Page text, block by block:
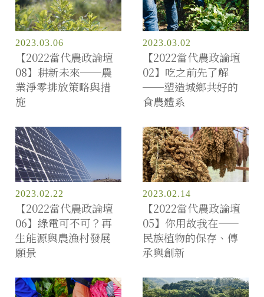
2023.03.06
【2022當代農政論壇
08】耕新未來──農
業淨零排放策略與措
施
2023.03.02
【2022當代農政論壇
02】吃之前先了解
──塑造城鄉共好的
食農體系
2023.02.22
【2022當代農政論壇
06】綠電可不可？再
生能源與農漁村發展
願景
2023.02.14
【2022當代農政論壇
05】你用故我在——
民族植物的保存、傳
承與創新